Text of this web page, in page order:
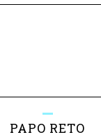
PAPO RETO